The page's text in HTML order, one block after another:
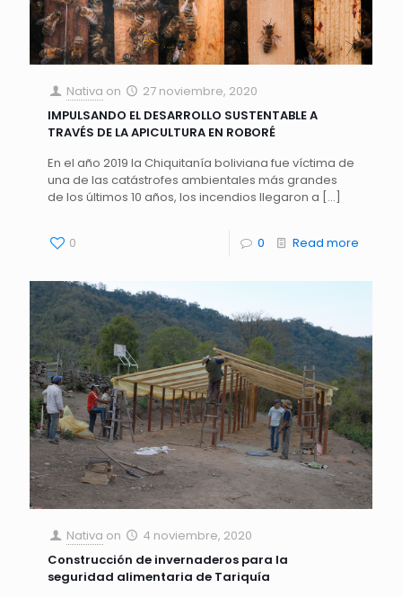
Nativa on
27 noviembre, 2020
IMPULSANDO EL DESARROLLO SUSTENTABLE A
TRAVÉS DE LA APICULTURA EN ROBORÉ
En el año 2019 la Chiquitanía boliviana fue víctima de
una de las catástrofes ambientales más grandes
de los últimos 10 años, los incendios llegaron a […]
0 0 Read more
Nativa on
4 noviembre, 2020
Construcción de invernaderos para la
seguridad alimentaria de Tariquía